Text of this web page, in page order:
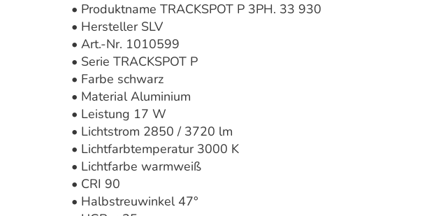
• Produktname TRACKSPOT P 3PH. 33 930
• Hersteller SLV
• Art.-Nr. 1010599
• Serie TRACKSPOT P
• Farbe schwarz
• Material Aluminium
• Leistung 17 W
• Lichtstrom 2850 / 3720 lm
• Lichtfarbtemperatur 3000 K
• Lichtfarbe warmweiß
• CRI 90
• Halbstreuwinkel 47°